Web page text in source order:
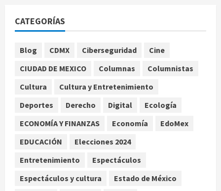
Detienen a ‘El Pony’ con fusil M4,
drogas y arsenal en carretera de
agosto 9, 2026
Palacio de los Deportes con su tour
‘Hades: The Sacrifice’
CATEGORÍAS
Blog CDMX Ciberseguridad
Cine
CIUDAD DE MEXICO
Columnas
Columnistas
Cultura
Cultura y Entretenimiento
Deportes
Derecho Digital
Ecología
ECONOMÍA Y FINANZAS
Economía
EdoMex
EDUCACIÓN
Elecciones 2024
Entretenimiento
Espectáculos
Espectáculos y cultura
Estado de México